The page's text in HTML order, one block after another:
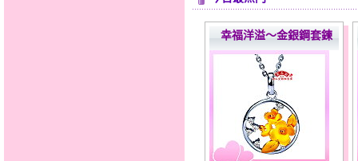
幸福洋溢～金銀鋼套鍊